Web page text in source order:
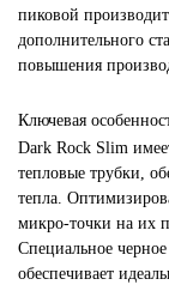
пиковой
дополнительного
повышения
Ключевая
Dark Rock Slim
тепловые трубки,
тепла.
микро-точки на их
Специальное
обеспечивает